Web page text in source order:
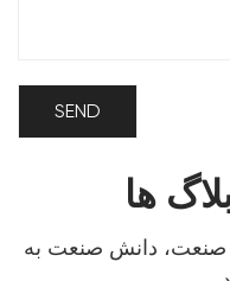
ها
صنعت، دانش صنعت به